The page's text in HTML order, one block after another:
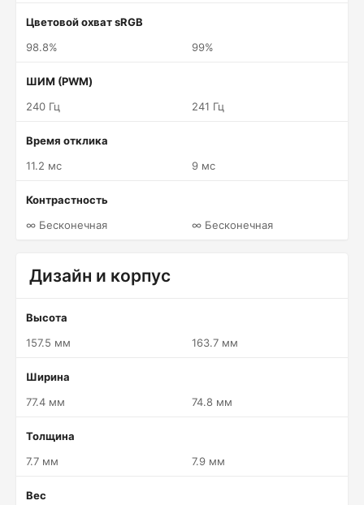
Цветовой охват sRGB
98.8%
99%
ШИМ (PWM)
240 Гц
241 Гц
Время отклика
11.2 мс
9 мс
Контрастность
∞ Бесконечная
∞ Бесконечная
Дизайн и корпус
Высота
157.5 мм
163.7 мм
Ширина
77.4 мм
74.8 мм
Толщина
7.7 мм
7.9 мм
Вес